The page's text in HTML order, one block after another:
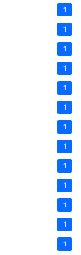
1
1
1
1
1
1
1
1
1
1
1
1
1